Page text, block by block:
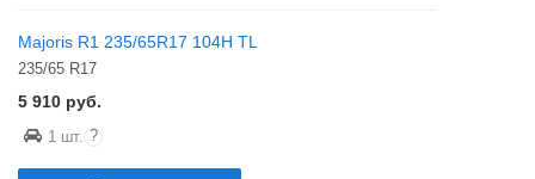
Majoris R1 235/65R17 104H TL
235/65 R17
5 910 руб.
1 шт. ?